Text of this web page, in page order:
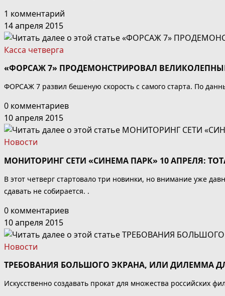
1 комментарий
14 апреля 2015
Касса четверга
«ФОРСАЖ 7» ПРОДЕМОНСТРИРОВАЛ
ФОРСАЖ 7 развил бешеную скорость с самого старта. По
0 комментариев
10 апреля 2015
Новости
МОНИТОРИНГ СЕТИ «СИНЕМА ПАРК» 10 АПРЕЛЯ:
В этот четверг стартовало три новинки, но внимание уже
сдавать не собирается. .
0 комментариев
10 апреля 2015
Новости
ТРЕБОВАНИЯ БОЛЬШОГО ЭКРАНА, ИЛИ ДИЛЕММА
Искусственно создавать прокат для множества российских